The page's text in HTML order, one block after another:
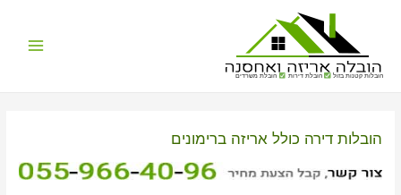
הובלות קטנות בזול הובלת דירות הובלת משרדים
הובלות דירה כולל אריזה ברימונים